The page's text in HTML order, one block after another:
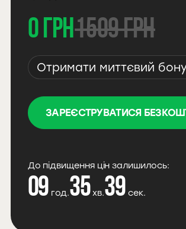
0 грн1509 грн
Отримати миттєвий
ЗАРЕЄСТРУВАТИСЯ
До підвищення цін залишилось:
09 год.35хв.38сек.